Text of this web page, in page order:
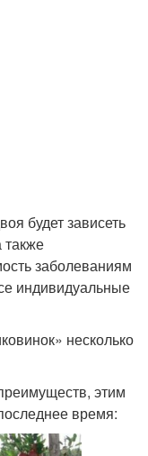
будет зависеть
также
заболеваниям
индивидуальные
несколько
этим
время: